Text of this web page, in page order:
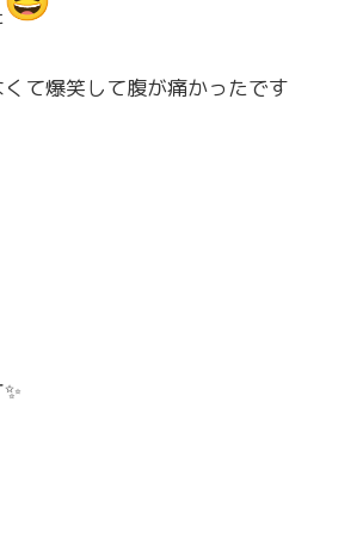
て爆笑して腹が痛かったです